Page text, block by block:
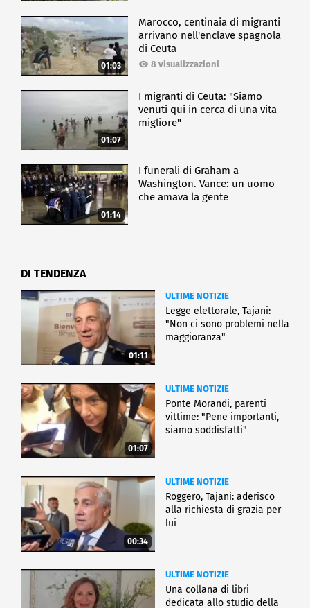
01:03
Marocco, centinaia di migranti
arrivano nell'enclave spagnola
di Ceuta
8 visualizzazioni
01:07
I migranti di Ceuta: "Siamo
venuti qui in cerca di una vita
migliore"
01:14
I funerali di Graham a
Washington. Vance: un uomo
che amava la gente
DI TENDENZA
01:11
ULTIME NOTIZIE
Legge elettorale, Tajani:
"Non ci sono problemi nella
maggioranza"
01:07
ULTIME NOTIZIE
Ponte Morandi, parenti
vittime: "Pene importanti,
siamo soddisfatti"
00:34
ULTIME NOTIZIE
Roggero, Tajani: aderisco
alla richiesta di grazia per
lui
ULTIME NOTIZIE
Una collana di libri
dedicata allo studio della